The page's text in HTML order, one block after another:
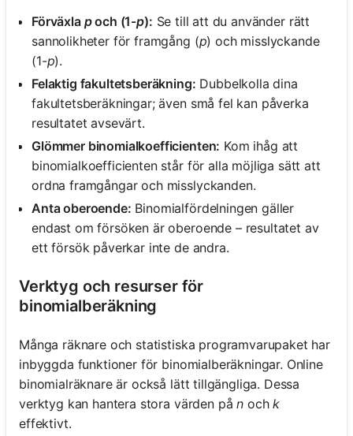
Förväxla poch (1-p): Se till att du använder rätt
sannolikheter för framgång (p) och misslyckande
(1-p).
Felaktig fakultetsberäkning: Dubbelkolla dina
fakultetsberäkningar; även små fel kan påverka
resultatet avsevärt.
Glömmer binomialkoefficienten: Kom ihåg att
binomialkoefficienten står för alla möjliga sätt att
ordna framgångar och misslyckanden.
Anta oberoende: Binomialfördelningen gäller
endast om försöken är oberoende – resultatet av
ett försök påverkar inte de andra.
Verktyg och resurser för
binomialberäkning
Många räknare och statistiska programvarupaket har
inbyggda funktioner för binomialberäkningar. Online
binomialräknare är också lätt tillgängliga. Dessa
verktyg kan hantera stora värden pån ochk
effektivt.